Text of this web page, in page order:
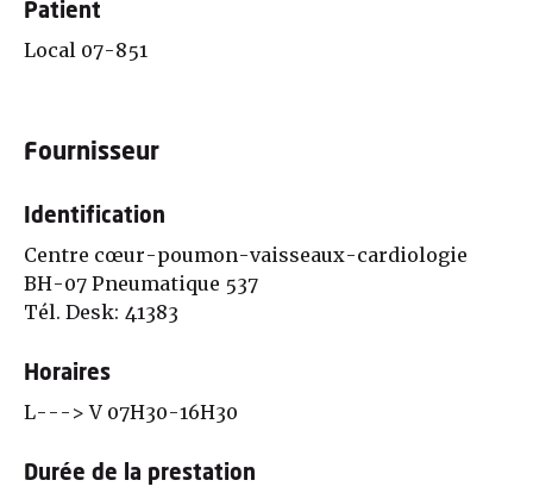
Patient
Local 07-851
Fournisseur
Identification
Centre cœur-poumon-vaisseaux-cardiologie
BH-07 Pneumatique 537
Tél. Desk: 41383
Horaires
L---> V 07H30-16H30
Durée de la prestation